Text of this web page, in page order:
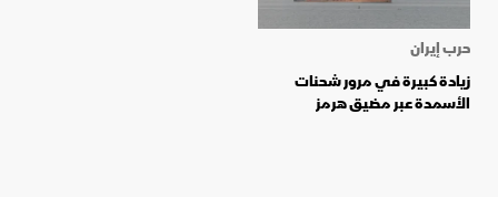
حرب إيران
زيادة كبيرة في مرور شحنات
الأسمدة عبر مضيق هرمز